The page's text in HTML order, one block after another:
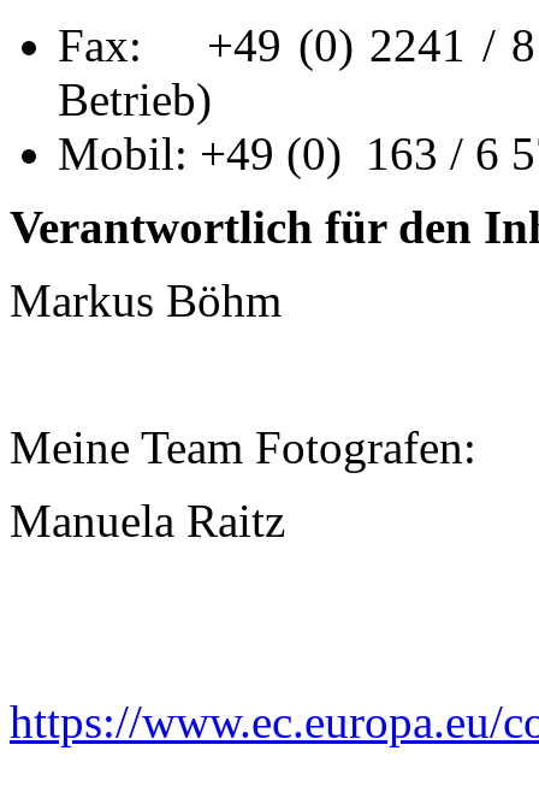
Fax: +49 (0) 2241 / 8
Betrieb)
Mobil: +49 (0) 163 / 6
Verantwortlich für den
Markus Böhm
Meine Team Fotografen:
Manuela Raitz
https://www.ec.europa.eu/